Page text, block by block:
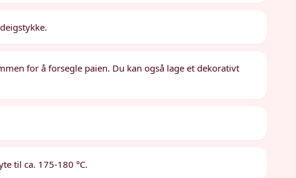
for å forsegle paien. Du kan også lage et dekorativt
til ca. 175-180 °C.